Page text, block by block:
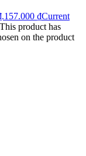
157.000 ₫Current
This product has
on the product